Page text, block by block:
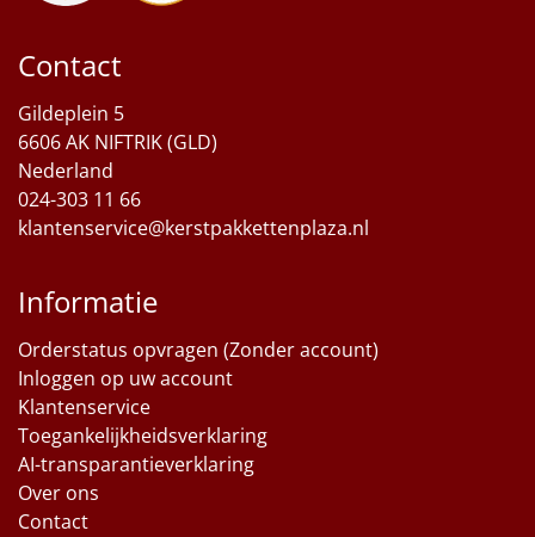
Particulier
Kerstgeschenken 2026
Relatiegeschenken
Alle overige
Contact
Gildeplein 5
6606 AK NIFTRIK (GLD)
Nederland
024-303 11 66
klantenservice@kerstpakkettenplaza.nl
Informatie
Orderstatus opvragen (Zonder account)
Inloggen op uw account
Klantenservice
Toegankelijkheidsverklaring
AI-transparantieverklaring
Over ons
Contact